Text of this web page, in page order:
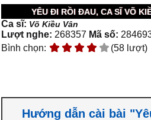
YÊU ĐI RỒI ĐAU, CA SĨ VÕ
Ca sĩ: Võ Kiều Vân
Lượt nghe: 268357 Mã số:
Bình chọn:
(58 lượt)
Hướng dẫn cài bài